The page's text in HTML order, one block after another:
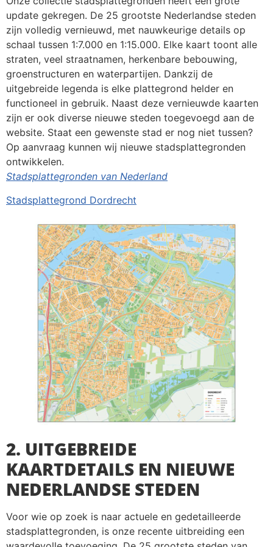
update gekregen. De 25 grootste Nederlandse steden
zijn volledig vernieuwd, met nauwkeurige details op
schaal tussen 1:7.000 en 1:15.000. Elke kaart toont alle
straten, veel straatnamen, herkenbare bebouwing,
groenstructuren en waterpartijen. Dankzij de
uitgebreide legenda is elke plattegrond helder en
functioneel in gebruik. Naast deze vernieuwde kaarten
zijn er ook diverse nieuwe steden toegevoegd aan de
website. Staat een gewenste stad er nog niet tussen?
Op aanvraag kunnen wij nieuwe stadsplattegronden
ontwikkelen.
Stadsplattegronden van Nederland
Stadsplattegrond Dordrecht
2. UITGEBREIDE
KAARTDETAILS EN NIEUWE
NEDERLANDSE STEDEN
Voor wie op zoek is naar actuele en gedetailleerde
stadsplattegronden, is onze recente uitbreiding een